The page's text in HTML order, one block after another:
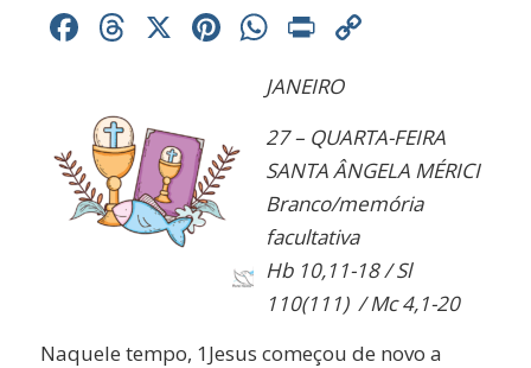
Facebook
Threads
X Pinterest
WhatsApp
Print
JANEIRO
27 – QUARTA-FEIRA
SANTA ÂNGELA MÉRICI
Branco/memória
facultativa
Hb 10,11-18 / Sl
110(111) / Mc 4,1-20
Naquele tempo, 1Jesus começou de novo a